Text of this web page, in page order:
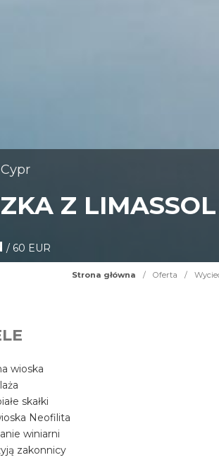
Cypr
Z
/ 60 EUR
Strona główna / Oferta /
wioska
skałki
Neofilita
winiarni
zakonnicy